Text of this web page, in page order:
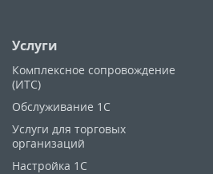
Услуги
Комплексное сопровождение
(ИТС)
Обслуживание 1С
Услуги для торговых
организаций
Настройка 1С